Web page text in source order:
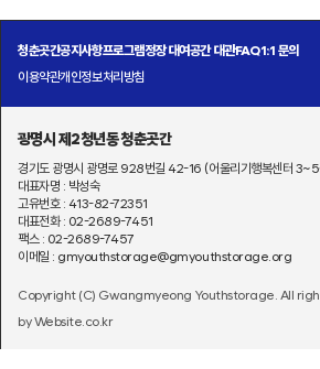
청춘곳간공지사항프로그램정장 대여공간 대관FAQ1:1 문의
이용약관개인정보처리방침
광명시 제2청년동 청춘곳간
경기도 광명시 광명로 928번길 42-16 (어울리기행복센터
대표자명 : 박성숙
고유번호 : 413-82-72351
대표전화 : 02-2689-7451
팩스 : 02-2689-7457
이메일 : gmyouthstorage@gmyouthstorage.org
Copyright (C) Gwangmyeong Youthstorage. All
by Website.co.kr